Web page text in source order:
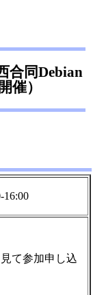
合同Debian
催）
16:00
て参加申し込